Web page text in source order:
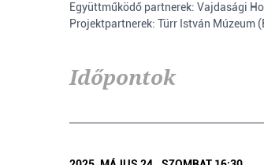
Együttműködő partnerek: Vajdasági
Projektpartnerek: Türr István Múzeum
Időpontok